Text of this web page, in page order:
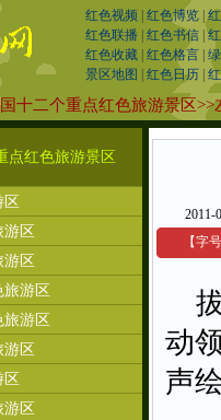
红色视频 红色博览 |
红色联播 红色书信 |
红色收藏 红色格言
景区地图
红色日历
十二个重点红色旅游景区>>
点红色旅游景区
区
区
游区
游区
游区
区
区
2011-
【字号
拔
动
声